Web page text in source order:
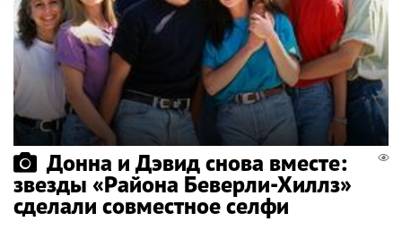
Донна и Дэвид снова вместе:
звезды «Района Беверли-Хиллз»
сделали совместное селфи